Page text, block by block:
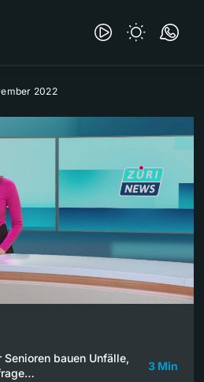
2022
Senioren bauen Unfälle,
3 Min